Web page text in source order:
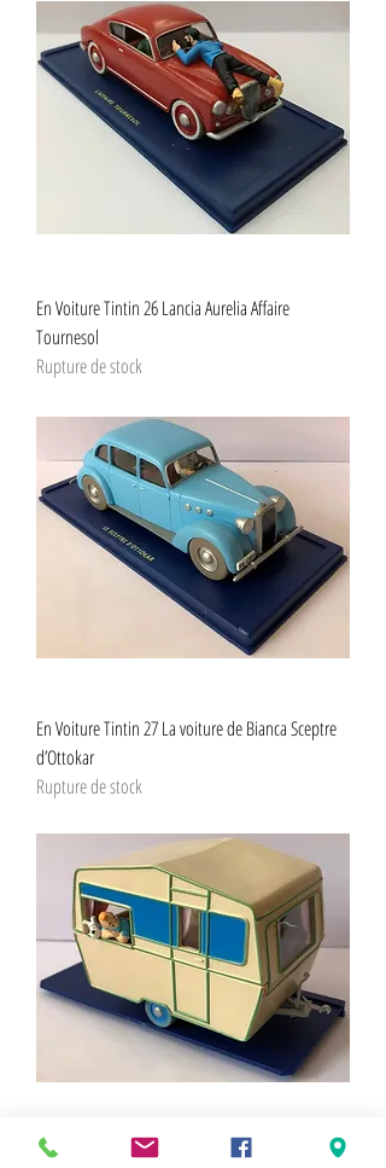
En Voiture Tintin 26 Lancia Aurelia Affaire
Tournesol
Rupture de stock
En Voiture Tintin 27 La voiture de Bianca Sceptre
d’Ottokar
Rupture de stock
En Voiture Tintin 28 Caravane Ile Noire